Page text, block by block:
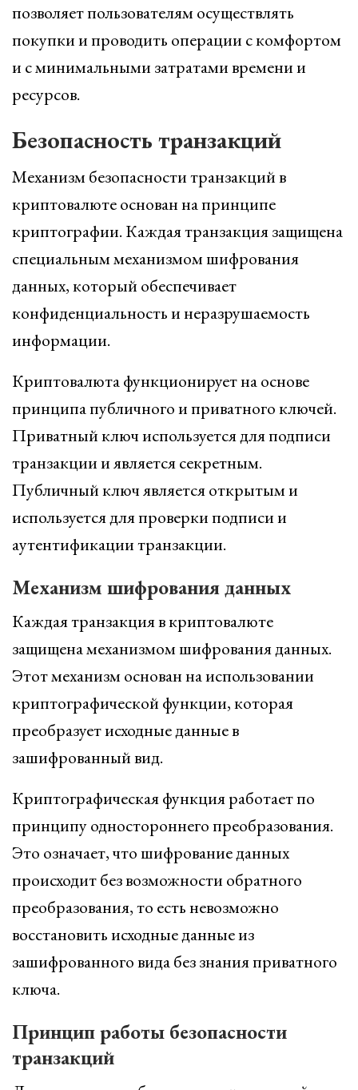
позволяет пользователям осуществлять
покупки и проводить операции с комфортом
и с минимальными затратами времени и
ресурсов.
Безопасность транзакций
Механизм безопасности транзакций в
криптовалюте основан на принципе
криптографии. Каждая транзакция защищена
специальным механизмом шифрования
данных, который обеспечивает
конфиденциальность и неразрушаемость
информации.
Криптовалюта функционирует на основе
принципа публичного и приватного ключей.
Приватный ключ используется для подписи
транзакции и является секретным.
Публичный ключ является открытым и
используется для проверки подписи и
аутентификации транзакции.
Механизм шифрования данных
Каждая транзакция в криптовалюте
защищена механизмом шифрования данных.
Этот механизм основан на использовании
криптографической функции, которая
преобразует исходные данные в
зашифрованный вид.
Криптографическая функция работает по
принципу одностороннего преобразования.
Это означает, что шифрование данных
происходит без возможности обратного
преобразования, то есть невозможно
восстановить исходные данные из
зашифрованного вида без знания приватного
ключа.
Принцип работы безопасности
транзакций